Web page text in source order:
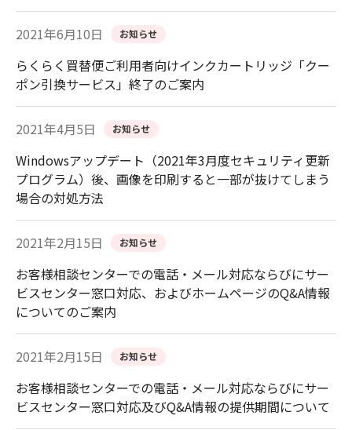
2021年6月10日 お知らせ
らくらく買替便ご利用者向けインクカートリッジ「クー
ポン引換サービス」終了のご案内
2021年4月5日 お知らせ
Windowsアップデート（2021年3月度セキュリティ更新
プログラム）後、画像を印刷すると一部が抜けてしまう
場合の対処方法
2021年2月15日 お知らせ
お客様相談センターでの電話・メール対応ならびにサー
ビスセンター窓口対応、およびホームページのQ&A情報
についてのご案内
2021年2月15日 お知らせ
お客様相談センターでの電話・メール対応ならびにサー
ビスセンター窓口対応及びQ&A情報の提供期間について